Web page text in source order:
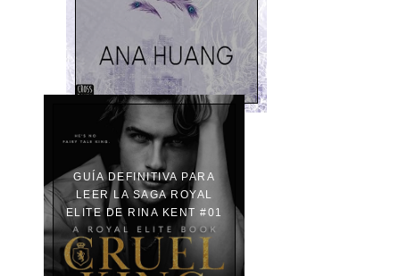
GUÍA DEFINITIVA PARA
LEER LA SAGA ROYAL
ELITE DE RINA KENT #01